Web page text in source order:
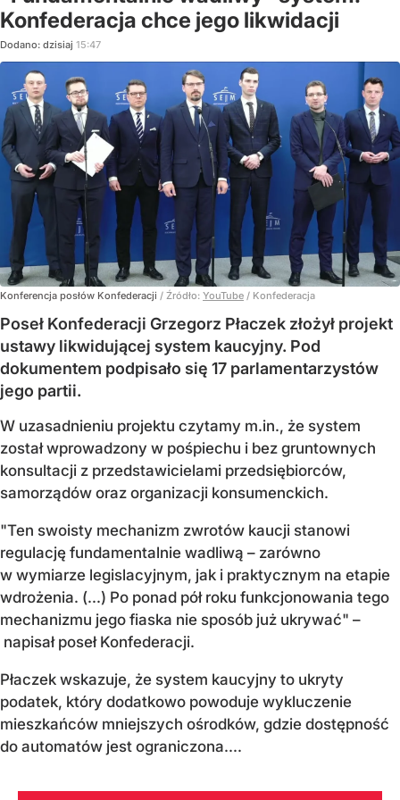
Konfederacja chce jego likwidacji
Dodano: dzisiaj 15:47
Konferencja posłów Konfederacji / Źródło: YouTube / Konfederacja
Poseł Konfederacji Grzegorz Płaczek złożył projekt
ustawy likwidującej system kaucyjny. Pod
dokumentem podpisało się 17 parlamentarzystów
jego partii.
W uzasadnieniu projektu czytamy m.in., że system
został wprowadzony w pośpiechu i bez gruntownych
konsultacji z przedstawicielami przedsiębiorców,
samorządów oraz organizacji konsumenckich.
"Ten swoisty mechanizm zwrotów kaucji stanowi
regulację fundamentalnie wadliwą – zarówno
w wymiarze legislacyjnym, jak i praktycznym na etapie
wdrożenia. (...) Po ponad pół roku funkcjonowania tego
mechanizmu jego fiaska nie sposób już ukrywać" –
napisał poseł Konfederacji.
Płaczek wskazuje, że system kaucyjny to ukryty
podatek, który dodatkowo powoduje wykluczenie
mieszkańców mniejszych ośrodków, gdzie dostępność
do automatów jest ograniczona....